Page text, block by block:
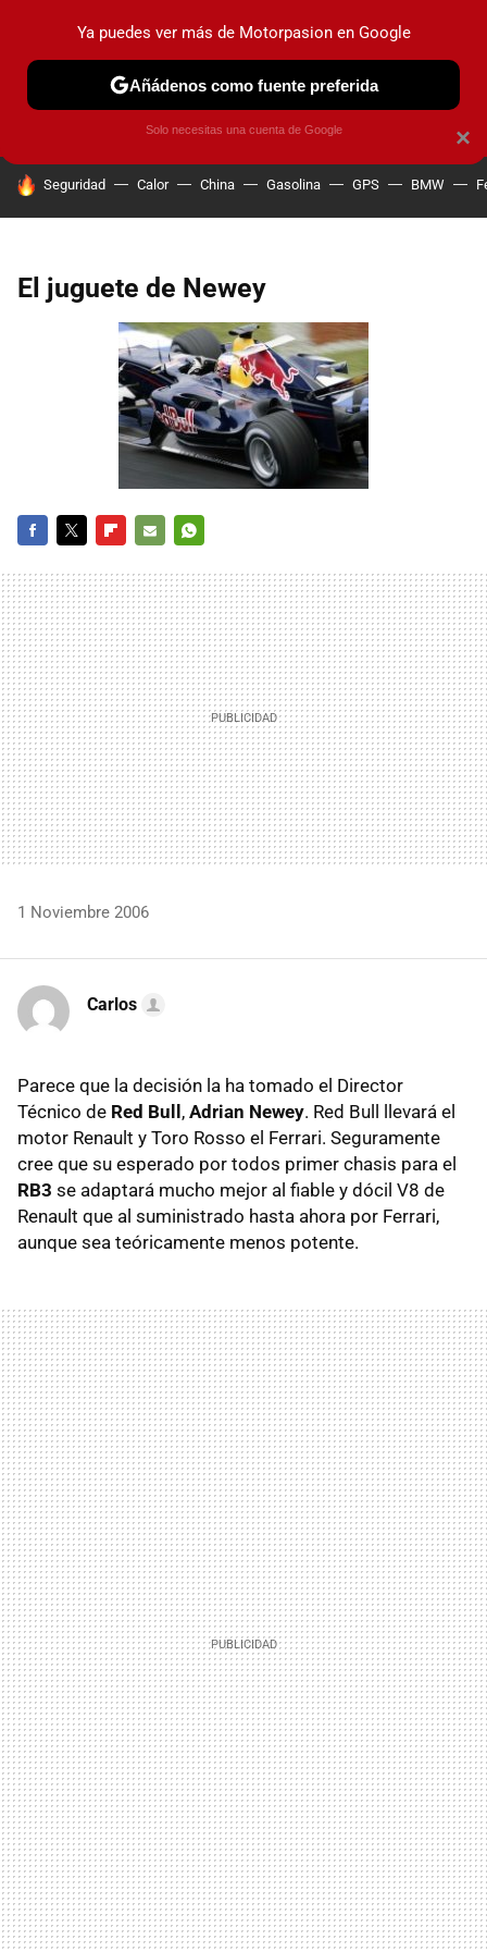
PRUEBAS COCHES ELÉCTRICOS OBSERVATORIO
HOY SE HABLA DE
Seguridad Calor China Gasolina GPS BMW
El juguete de Newey
MAIL
1 Noviembre 2006
Carlos
Parece que la decisión la ha tomado el Director
Técnico de Red Bull , Adrian Newey. Red Bull llevará el
motor Renault y Toro Rosso el Ferrari. Seguramente
cree que su esperado por todos primer chasis para el
RB3 se adaptará mucho mejor al fiable y dócil V8 de
Renault que al suministrado hasta ahora por Ferrari,
aunque sea teóricamente menos potente.
×
Ya puedes ver más de Motorpasion en Google
Añádenos como fuente preferida
Solo necesitas una cuenta de Google